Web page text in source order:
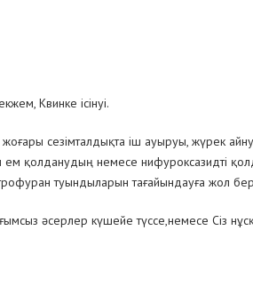
Квинке ісінуі.
сезімталдықта іш ауыруы, жүрек
қолданудың немесе нифуроксазидті
туындыларын тағайындауға жол
әсерлер күшейе түссе,немесе Сіз